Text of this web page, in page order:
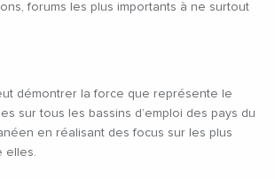
forums les plus importants à ne surtout
démontrer la force que représente le
sur tous les bassins d’emploi des pays du
en réalisant des focus sur les plus
elles.